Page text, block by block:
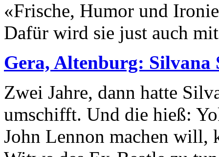
«Frische, Humor und
Dafür wird sie just auch
Gera, Altenburg: Silvana
Zwei Jahre, dann hatte
umschifft. Und die hieß:
John Lennon machen will,